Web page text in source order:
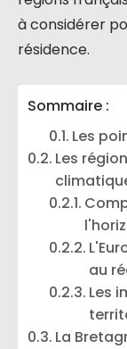
à considérer
résidence.
Sommaire :
Les
Les
au
Les
La